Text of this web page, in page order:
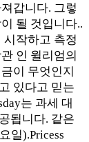
갑니다. 그렇
될 것입니다..
시작하고 측정
인 윌리엄의
이 무엇인지
있다고 믿는
는 과세 대
됩니다. 같은
일).Pricess